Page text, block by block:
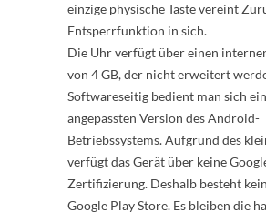
einzige physische Taste vereint
Entsperrfunktion in sich.
Die Uhr verfügt über einen
von 4 GB, der nicht erweitert
Softwareseitig bedient man sich
angepassten Version des Android-
Betriebssystems. Aufgrund des
verfügt das Gerät über keine
Zertifizierung. Deshalb besteht
Google Play Store. Es bleiben die